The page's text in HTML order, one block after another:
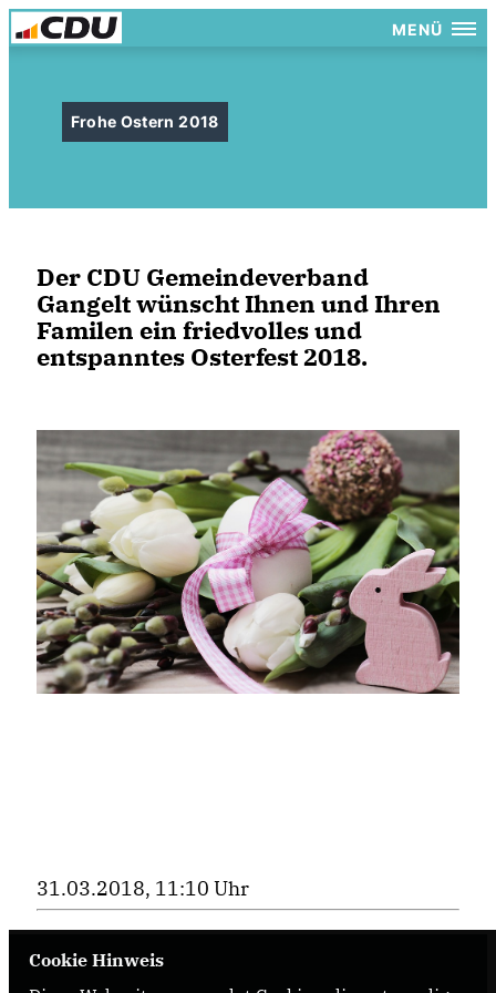
MENÜ
Frohe Ostern 2018
Der CDU Gemeindeverband
Gangelt wünscht Ihnen und Ihren
Familen ein friedvolles und
entspanntes Osterfest 2018.
31.03.2018, 11:10 Uhr
Cookie Hinweis